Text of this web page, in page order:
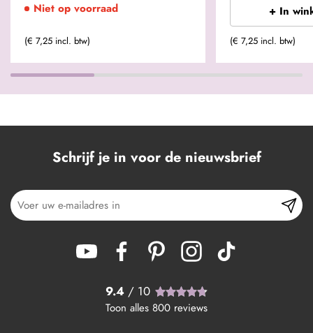
Niet op voorraad
(€ 7,25 incl. btw)
+ In
(€ 7,25 incl. btw)
Schrijf je in voor de nieuwsbrief
9.4 / 10
Toon alles 800 reviews